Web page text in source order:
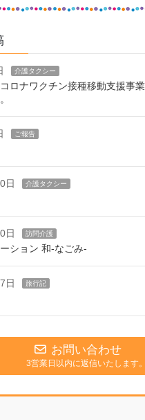
介護タクシー
ロナワクチン接種移動支援事
ご報告
日 介護タクシー
日 訪問介護
ション 和-なごみ-
日 旅行記
お問い合わせ
3営業日以内に返信いたします。